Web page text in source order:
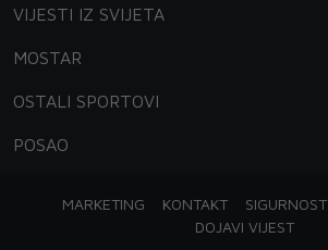
VIJESTI IZ SVIJETA
MOSTAR
OSTALI SPORTOVI
POSAO
MARKETING KONTAKT SIGURNOST
DOJAVI VIJEST